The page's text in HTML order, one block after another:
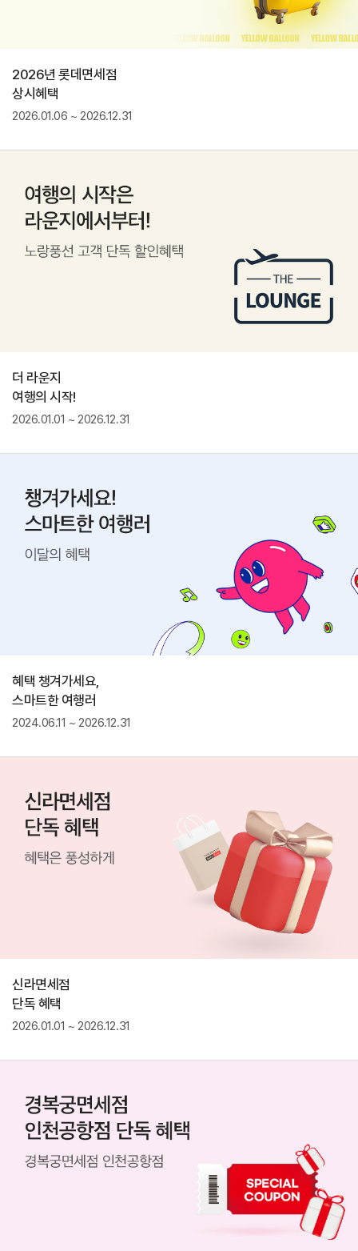
2026년 롯데면세점
상시혜택
2026.01.06 ~ 2026.12.31
더 라운지
여행의 시작!
2026.01.01 ~ 2026.12.31
혜택 챙겨가세요,
스마트한 여행러
2024.06.11 ~ 2026.12.31
신라면세점
단독 혜택
2026.01.01 ~ 2026.12.31